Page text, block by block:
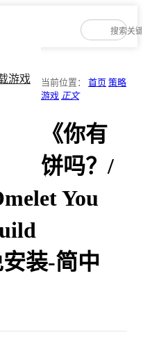
游戏 当前位置： 首页 策略
游戏 正文
《你有
饼吗？/
You
安装-简中